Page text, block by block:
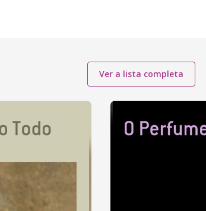
Ver a lista completa